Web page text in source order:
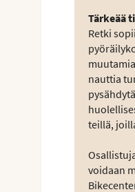
Tärkeää
Retki
nauttia
teillä,
voidaan